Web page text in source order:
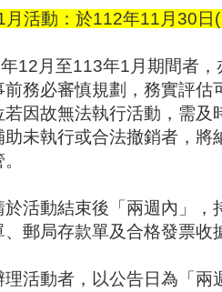
活動：於112年11月30日
年12月至113年1月期間者
務必審慎規劃，務實評估
若因故無法執行活動，需
未執行或合法撤銷者，將
於活動結束後「兩週內」
郵局存款單及合格發票收
理活動者，以公告日為「兩